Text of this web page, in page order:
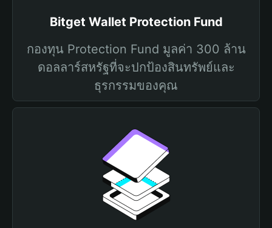
Bitget Wallet Protection Fund
กองทุน Protection Fund มูลค่า 300 ล้าน
ดอลลาร์สหรัฐที่จะปกป้องสินทรัพย์และ
ธุรกรรมของคุณ